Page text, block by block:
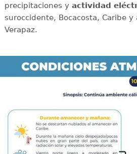
precipitaciones y actividad
suroccidente, Bocacosta, Caribe
Verapaz.